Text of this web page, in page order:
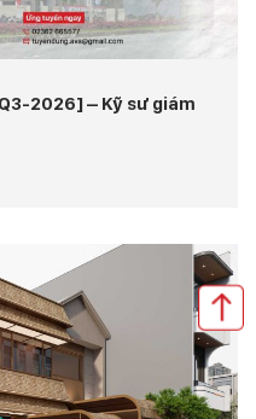
2026] – Kỹ sư giám